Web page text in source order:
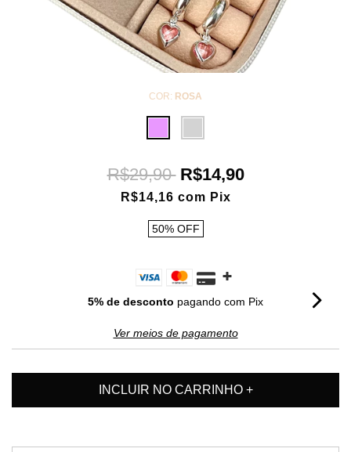
COR: ROSA
R$29,90 R$14,90
R$14,16 com Pix
50% OFF
5% de desconto pagando com Pix
Ver meios de pagamento